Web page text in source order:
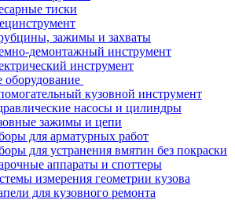
тиски
зажимы и захваты
демонтажный инструмент
инструмент
оборудование
кузовной инструмент
насосы и цилиндры
зажимы и цепи
для арматурных работ
для устранения вмятин без покраски
аппараты и споттеры
измерения геометрии кузова
для кузовного ремонта